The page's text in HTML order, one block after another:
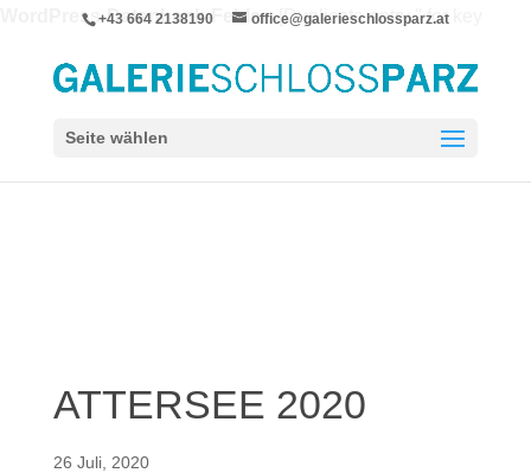
WordPress-Datenbank-Fehler:[Duplicate entry '' for key
ALTER TABLE `wpie_blc_links` ADD UNIQUE KEY
+43 664 2138190 office@galerieschlossparz.at
Seite wählen
ATTERSEE 2020
26 Juli, 2020